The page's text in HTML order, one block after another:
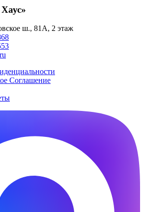
ш., 81А, 2 этаж
Cоглашение